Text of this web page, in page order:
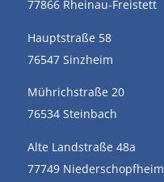
77866 Rheinau-Freistett
Hauptstraße 58
76547 Sinzheim
Mührichstraße 20
76534 Steinbach
Alte Landstraße 48a
77749 Niederschopfheim